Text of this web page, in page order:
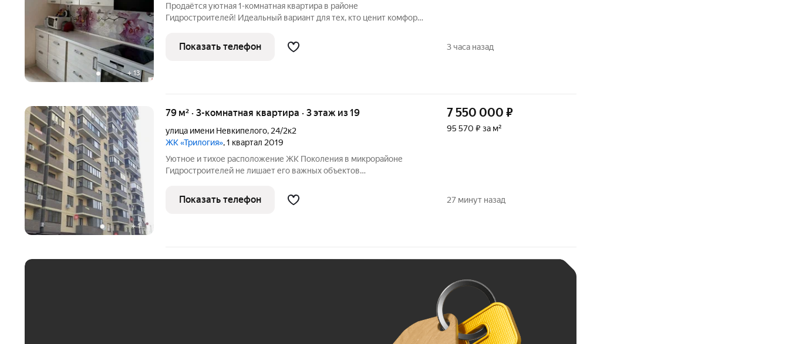
+ 13
Продаётся уютная 1-комнатная квартира в районе
Гидростроителей! Идеальный вариант для тех, кто ценит комфорт,
качественный ремонт, благодаря чему она выглядит очень
светлой и аккуратной. Что ждёт
Показать телефон 3 часа назад
+1
79 м² · 3-комнатная квартира · 3 этаж из 19
улица имени Невкипелого, 24/2к2
ЖК «Трилогия», 1 квартал 2019
Уютное и тихое расположение ЖК Поколения в микрорайоне
Гидростроителей не лишает его важных объектов
продуктовые рынки, аптеки. Также расположено большое
количество детских садов и школ. ЖК Поколение
7 550 000 ₽
95 570 ₽ за м²
Показать телефон 27 минут назад